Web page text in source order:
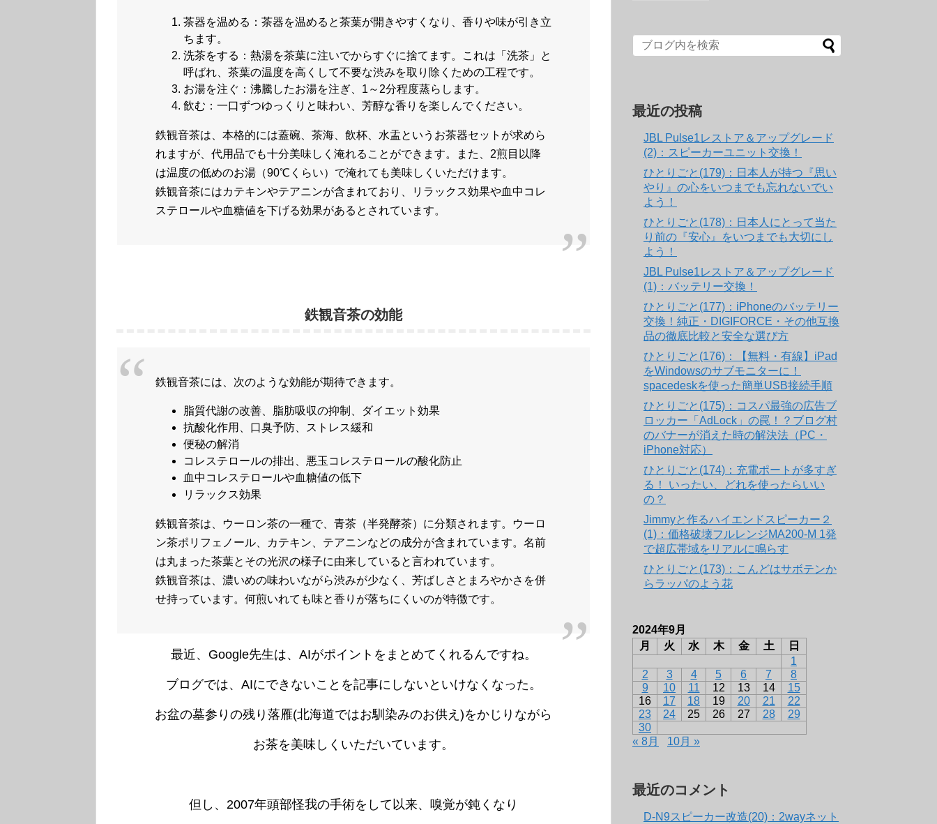
茶器を温める：茶器を温めると茶葉が開きやすくなり、香りや味が引き立
ちます。
洗茶をする：熱湯を茶葉に注いでからすぐに捨てます。これは「洗茶」と
呼ばれ、茶葉の温度を高くして不要な渋みを取り除くための工程です。
お湯を注ぐ：沸騰したお湯を注ぎ、1～2分程度蒸らします。
飲む：一口ずつゆっくりと味わい、芳醇な香りを楽しんでください。
鉄観音茶は、本格的には蓋碗、茶海、飲杯、水盂というお茶器セットが求めら
れますが、代用品でも十分美味しく淹れることができます。また、2煎目以降
は温度の低めのお湯（90℃くらい）で淹れても美味しくいただけます。
鉄観音茶にはカテキンやテアニンが含まれており、リラックス効果や血中コレ
ステロールや血糖値を下げる効果があるとされています。
鉄観音茶の効能
鉄観音茶には、次のような効能が期待できます。
脂質代謝の改善、脂肪吸収の抑制、ダイエット効果
抗酸化作用、口臭予防、ストレス緩和
便秘の解消
コレステロールの排出、悪玉コレステロールの酸化防止
血中コレステロールや血糖値の低下
リラックス効果
鉄観音茶は、ウーロン茶の一種で、青茶（半発酵茶）に分類されます。ウーロ
ン茶ポリフェノール、カテキン、テアニンなどの成分が含まれています。名前
は丸まった茶葉とその光沢の様子に由来していると言われています。
鉄観音茶は、濃いめの味わいながら渋みが少なく、芳ばしさとまろやかさを併
せ持っています。何煎いれても味と香りが落ちにくいのが特徴です。
最近、Google先生は、AIがポイントをまとめてくれるんですね。
ブログでは、AIにできないことを記事にしないといけなくなった。
お盆の墓参りの残り落雁(北海道ではお馴染みのお供え)をかじりながら
お茶を美味しくいただいています。
但し、2007年頭部怪我の手術をして以来、嗅覚が鈍くなり
最近の投稿
JBL Pulse1レストア＆アップグレード
(2)：スピーカーユニット交換！
ひとりごと(179)：日本人が持つ『思い
やり』の心をいつまでも忘れないでい
よう！
ひとりごと(178)：日本人にとって当た
り前の『安心』をいつまでも大切にし
よう！
JBL Pulse1レストア＆アップグレード
(1)：バッテリー交換！
ひとりごと(177)：iPhoneのバッテリー
交換！純正・DIGIFORCE・その他互換
品の徹底比較と安全な選び方
ひとりごと(176)：【無料・有線】iPad
をWindowsのサブモニターに！
spacedeskを使った簡単USB接続手順
ひとりごと(175)：コスパ最強の広告ブ
ロッカー「AdLock」の罠！？ブログ村
のバナーが消えた時の解決法（PC・
iPhone対応）
ひとりごと(174)：充電ポートが多すぎ
る！ いったい、どれを使ったらいい
の？
Jimmyと作るハイエンドスピーカー２
(1)：価格破壊フルレンジMA200-M 1発
で超広帯域をリアルに鳴らす
ひとりごと(173)：こんどはサボテンか
らラッパのよう花
2024年9月
月
火 水 木 金 土
日
1
2
3 4 5 6 7
8
9
10 11 12 13 14
15
16
17 18 19 20 21
22
23
24 25 26 27 28
29
30
« 8月
10月 »
最近のコメント
D-N9スピーカー改造(20)：2wayネット